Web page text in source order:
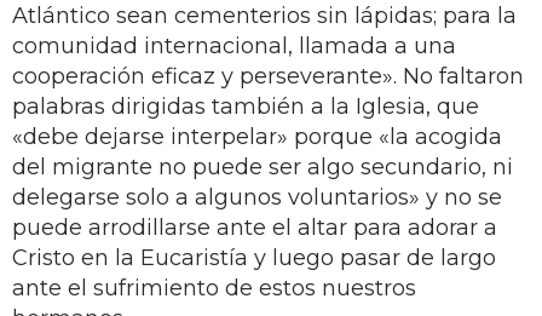
Atlántico sean cementerios sin lápidas; para la
comunidad internacional, llamada a una
cooperación eficaz y perseverante». No faltaron
palabras dirigidas también a la Iglesia, que
«debe dejarse interpelar» porque «la acogida
del migrante no puede ser algo secundario, ni
delegarse solo a algunos voluntarios» y no se
puede arrodillarse ante el altar para adorar a
Cristo en la Eucaristía y luego pasar de largo
ante el sufrimiento de estos nuestros